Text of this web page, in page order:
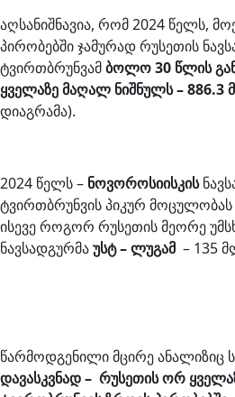
აღსანიშნავია, რომ 2024 წელს,
პირობებში ჯამურად რუსეთის
ტვირთბრუნვამბოლო 30 წლის
ყველაზე მაღალ ნიშნულს – 886.3
დიაგრამა).
2024 წელს – ნოვოროსიისკის
ტვირთბრუნვის პიკურ
ისევე როგორ რუსეთის მეორე
ნავსადგურმაუსტ – ლუგამ – 135
წარმოდგენილი მცირე ანალიზიც
დავასკვნად – რუსეთის ორ